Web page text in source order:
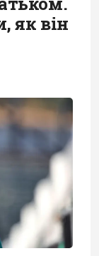
як він